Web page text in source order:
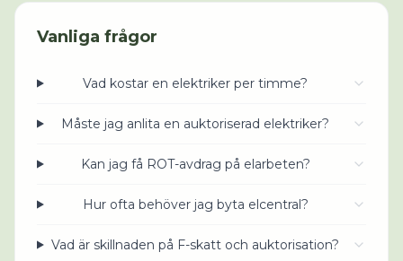
Vanliga frågor
Vad kostar en elektriker per timme?
Måste jag anlita en auktoriserad elektriker?
Kan jag få ROT-avdrag på elarbeten?
Hur ofta behöver jag byta elcentral?
Vad är skillnaden på F-skatt och auktorisation?